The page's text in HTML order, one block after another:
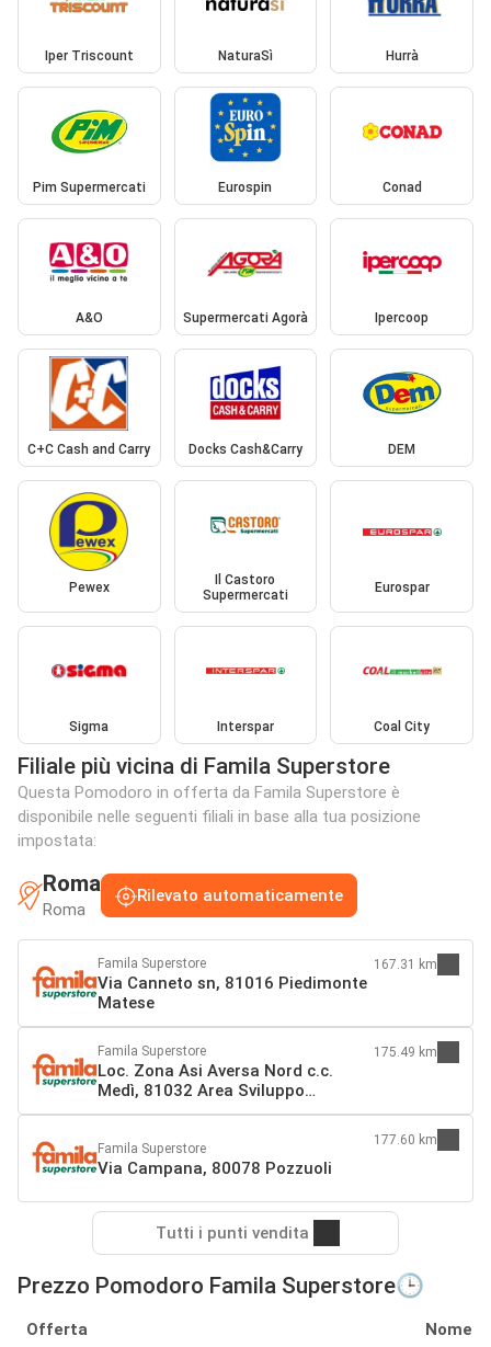
Iper Triscount NaturaSì Hurrà
Pim Supermercati Eurospin Conad
A&O Supermercati Agorà Ipercoop
C+C Cash and Carry Docks Cash&Carry DEM
Pewex
Il Castoro
Supermercati
Eurospar
Sigma Interspar Coal City
Filiale più vicina di Famila Superstore
Questa Pomodoro in offerta da Famila Superstore è
disponibile nelle seguenti filiali in base alla tua posizione
impostata:
Roma
Roma
Rilevato automaticamente
Famila Superstore
Via Canneto sn, 81016 Piedimonte
Matese
167.31 km
Famila Superstore
Loc. Zona Asi Aversa Nord c.c.
Medì, 81032 Area Sviluppo
Industriale
175.49 km
Famila Superstore
Via Campana, 80078 Pozzuoli
177.60 km
Tutti i punti vendita
Prezzo Pomodoro Famila Superstore🕒
Offerta Nome